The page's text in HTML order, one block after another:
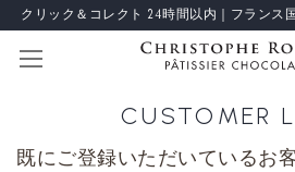
クリック＆コレクト 24時間以内｜フランス
CUSTOMER
既にご登録いただいているお